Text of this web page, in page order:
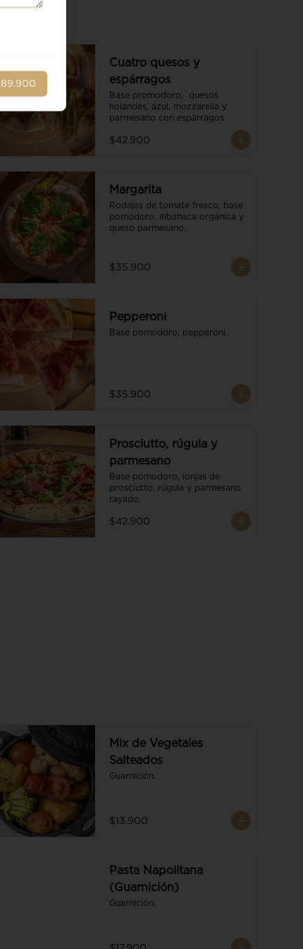
Cuatro quesos y
espárragos
Base promodoro,  quesos
holandés, azul, mozzarella y
parmesano con espárragos
$42.900
Margarita
Rodajas de tomate fresco, base
pomodoro, albahaca orgánica y
queso parmesano.
$35.900
Pepperoni
Base pomodoro, pepperoni.
$35.900
Prosciutto, rúgula y
parmesano
Base pomodoro, lonjas de
prosciutto, rúgula y parmesano
rayado.
$42.900
Mix de Vegetales
Salteados
Guarnición.
$13.900
Pasta Napolitana
(Guarnición)
Guarnición.